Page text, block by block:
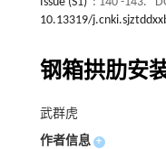
10.13319/
钢箱拱肋安
武群虎
作者信息 +